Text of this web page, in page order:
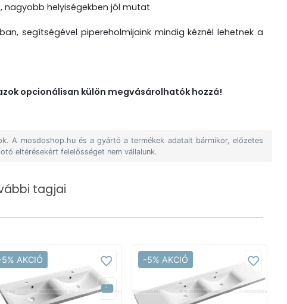
nagyobb helyiségekben jól mutat
segítségével pipereholmijaink mindig kéznél lehetnek a
opcionálisan külön megvásárolhatók hozzá!
A mosdoshop.hu és a gyártó a termékek adatait bármikor, előzetes
eltérésekért felelősséget nem vállalunk.
tagjai
AKCIÓ -5% AKCIÓ